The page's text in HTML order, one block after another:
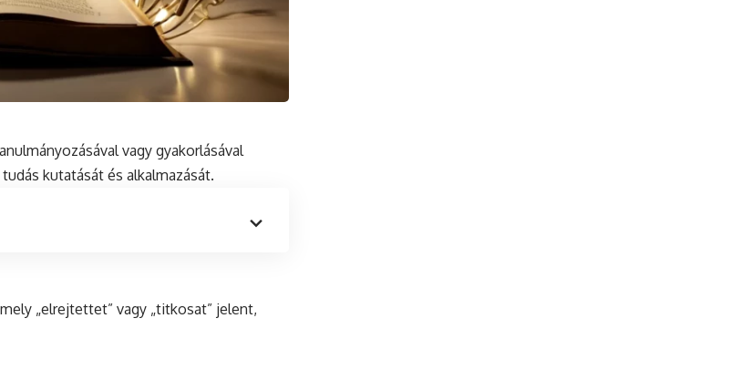
vagy gyakorlásával
kutatását és alkalmazását.
„elrejtettet” vagy „titkosat” jelent,